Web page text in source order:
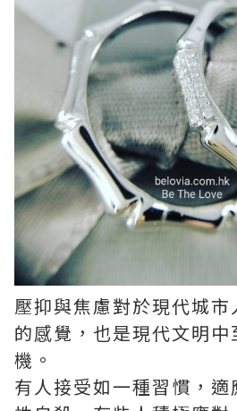
壓抑與焦慮對於現代城
的感覺，也是現代文明中
機。
有人接受如一種習慣，